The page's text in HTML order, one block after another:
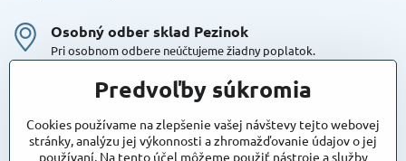
Osobný odber sklad Pezinok
Pri osobnom odbere neúčtujeme žiadny poplatok.
Kuriér DPD , Geis
Cena za dopravu:
Predvoľby súkromia
Cookies používame na zlepšenie vašej návštevy tejto webovej
stránky, analýzu jej výkonnosti a zhromažďovanie údajov o jej
používaní. Na tento účel môžeme použiť nástroje a služby